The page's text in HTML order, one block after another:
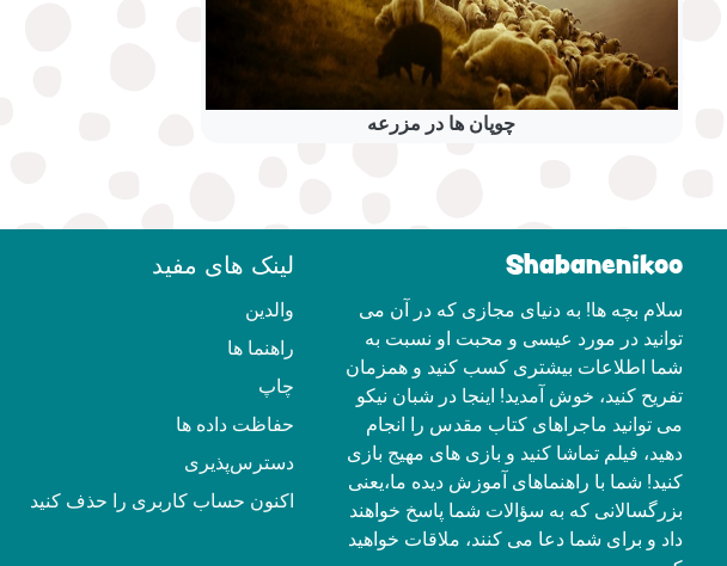
چوپان ها در مزرعه
Shabanenikoo
سلام بچه ها! به دنیای مجازی که در آن می
توانید در مورد عیسی و محبت او نسبت به
شما اطلاعات بیشتری کسب کنید و همزمان
تفریح ​​کنید، خوش آمدید! اینجا در شبان نیکو
می توانید ماجراهای کتاب مقدس را انجام
دهید، فیلم تماشا کنید و بازی های مهیج بازی
کنید! شما با راهنماهای آموزش دیده ما،یعنی
بزرگسالانی که به سؤالات شما پاسخ خواهند
داد و برای شما دعا می کنند، ملاقات خواهید
لینک های مفید
والدین
راهنما ها
چاپ
حفاظت داده ها
دسترس‌پذیری
اکنون حساب کاربری را حذف کنید